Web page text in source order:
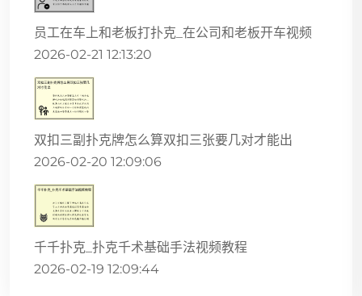
员工在车上和老板打扑克_在公司和老板开车视频
2026-02-21 12:13:20
双扣三副扑克牌怎么算双扣三张要几对才能出
2026-02-20 12:09:06
千千扑克_扑克千术基础手法视频教程
2026-02-19 12:09:44